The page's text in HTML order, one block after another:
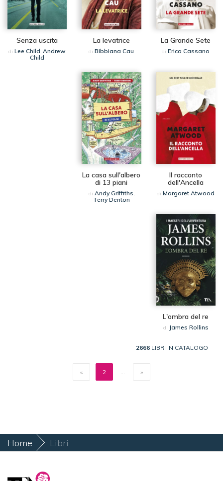
Senza uscita
diLee Child,Andrew
Child
La levatrice
diBibbiana Cau
La Grande Sete
diErica Cassano
La casa sull'albero
di 13 piani
di Andy Griffiths,
Terry Denton
Il racconto
dell'Ancella
diMargaret Atwood
L'ombra del re
di James Rollins
2666 LIBRI IN CATALOGO
« »
2 ...
Home Libri